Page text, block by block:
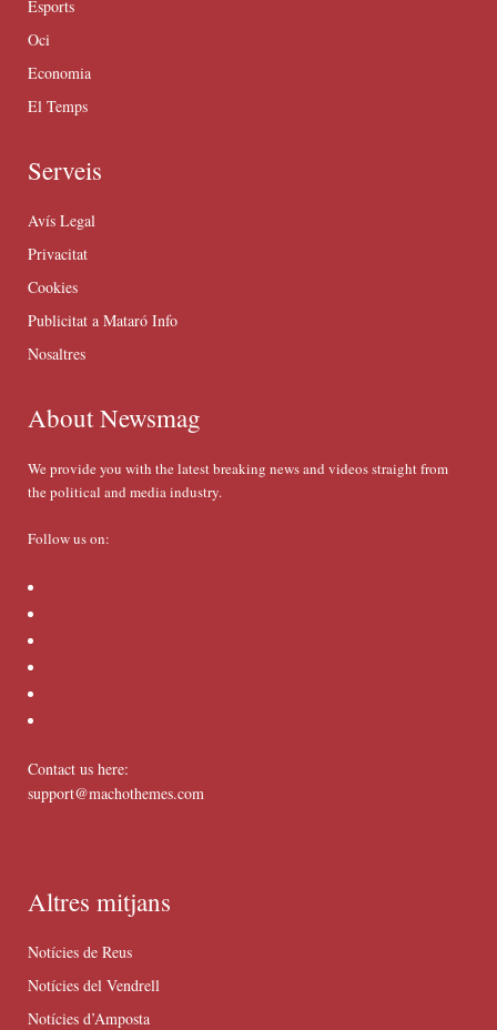
Esports
Oci
Economia
El Temps
Serveis
Avís Legal
Privacitat
Cookies
Publicitat a Mataró Info
Nosaltres
About Newsmag
We provide you with the latest breaking news and videos straight from
the political and media industry.
Follow us on:
Contact us here:
support@machothemes.com
Altres mitjans
Notícies de Reus
Notícies del Vendrell
Notícies d’Amposta